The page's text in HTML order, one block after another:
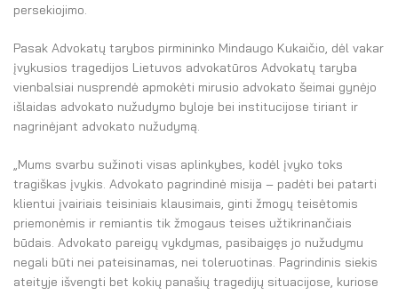
persekiojimo.
Pasak Advokatų tarybos pirmininko Mindaugo Kukaičio, dėl vakar
įvykusios tragedijos Lietuvos advokatūros Advokatų taryba
vienbalsiai nusprendė apmokėti mirusio advokato šeimai gynėjo
išlaidas advokato nužudymo byloje bei institucijose tiriant ir
nagrinėjant advokato nužudymą.
„Mums svarbu sužinoti visas aplinkybes, kodėl įvyko toks
tragiškas įvykis. Advokato pagrindinė misija – padėti bei patarti
klientui įvairiais teisiniais klausimais, ginti žmogų teisėtomis
priemonėmis ir remiantis tik žmogaus teises užtikrinančiais
būdais. Advokato pareigų vykdymas, pasibaigęs jo nužudymu
negali būti nei pateisinamas, nei toleruotinas. Pagrindinis siekis
ateityje išvengti bet kokių panašių tragedijų situacijose, kuriose